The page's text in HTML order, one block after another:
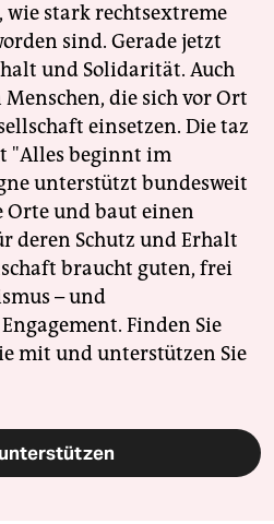
wie stark rechtsextreme
sind. Gerade jetzt
und Solidarität. Auch
die sich vor Ort
einsetzen. Die taz
"Alles beginnt im
unterstützt bundesweit
Orte und baut einen
deren Schutz und Erhalt
braucht guten, frei
– und
Finden Sie
mit und unterstützen Sie